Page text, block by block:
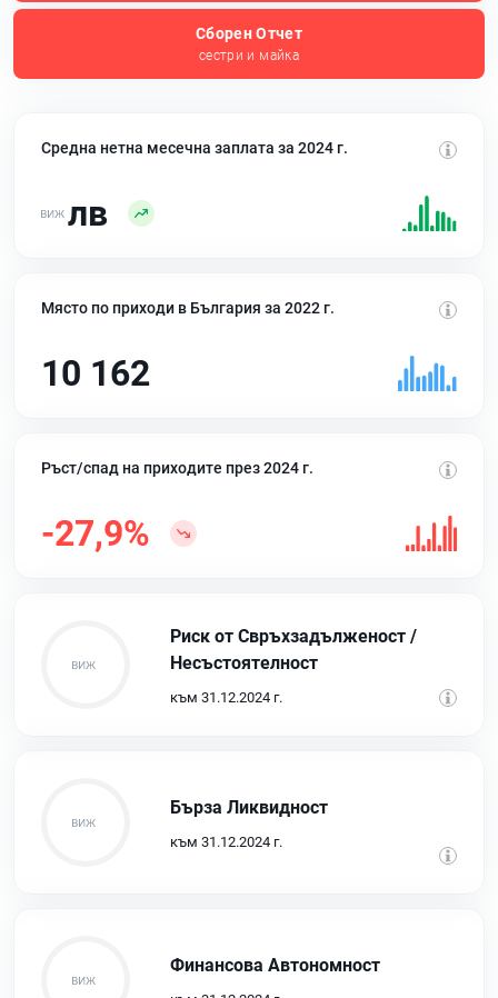
Сборен Отчет
сестри и майка
Средна нетна месечна заплата за 2024 г.
лв
Място по приходи в България за 2022 г.
10 162
Ръст/спад на приходите през 2024 г.
-27,9%
Риск от Свръхзадълженост /
Несъстоятелност
към 31.12.2024 г.
Бърза Ликвидност
към 31.12.2024 г.
Финансова Автономност